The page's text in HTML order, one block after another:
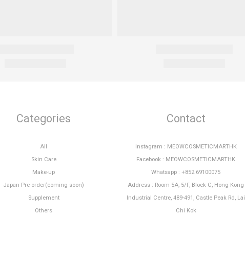
Categories
All
Skin Care
Make-up
Japan Pre-order(coming soon)
Supplement
Others
Contact
Instagram : MEOWCOSMETICMARTHK
Facebook : MEOWCOSMETICMARTHK
Whatsapp : +852 69100075
Address : Room 5A, 5/F, Block C, Hong Kong
Industrial Centre, 489-491, Castle Peak Rd, Lai
Chi Kok